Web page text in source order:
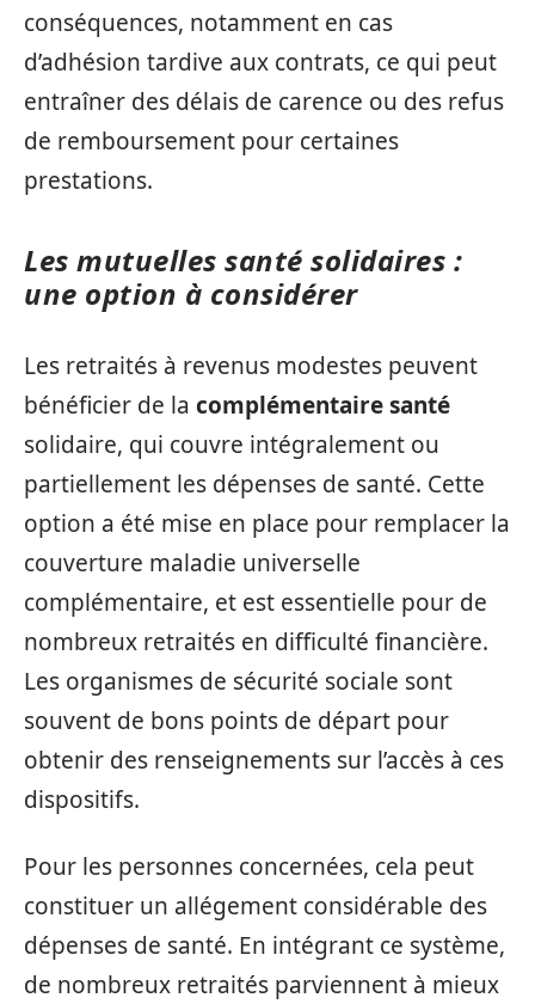
conséquences, notamment en cas
d’adhésion tardive aux contrats, ce qui peut
entraîner des délais de carence ou des refus
de remboursement pour certaines
prestations.
Les mutuelles santé solidaires :
une option à considérer
Les retraités à revenus modestes peuvent
bénéficier de la complémentaire santé
solidaire, qui couvre intégralement ou
partiellement les dépenses de santé. Cette
option a été mise en place pour remplacer la
couverture maladie universelle
complémentaire, et est essentielle pour de
nombreux retraités en difficulté financière.
Les organismes de sécurité sociale sont
souvent de bons points de départ pour
obtenir des renseignements sur l’accès à ces
dispositifs.
Pour les personnes concernées, cela peut
constituer un allégement considérable des
dépenses de santé. En intégrant ce système,
de nombreux retraités parviennent à mieux